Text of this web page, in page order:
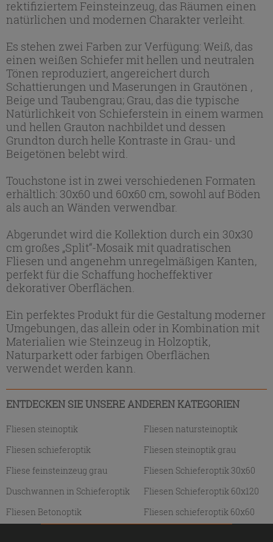
rektifiziertem Feinsteinzeug, das Räumen einen
natürlichen und modernen Charakter verleiht.
Es stehen zwei Farben zur Verfügung: Weiß, das
einen weißen Schiefer mit hellen und neutralen
Tönen reproduziert, angereichert durch
Schattierungen und Maserungen in Grautönen ,
Beige und Taubengrau; Grau, das die typische
Natürlichkeit von Schieferstein in einem warmen
und hellen Grauton nachbildet und dessen
Grundton durch helle Kontraste in Grau- und
Beigetönen belebt wird.
Touchstone ist in zwei verschiedenen Formaten
erhältlich: 30x60 und 60x60 cm, sowohl auf Böden
als auch an Wänden verwendbar.
Abgerundet wird die Kollektion durch ein 30x30
cm großes „Split“-Mosaik mit quadratischen
Fliesen und angenehm unregelmäßigen Kanten,
perfekt für die Schaffung hocheffektiver
dekorativer Oberflächen.
Ein perfektes Produkt für die Gestaltung moderner
Umgebungen, das allein oder in Kombination mit
Materialien wie Steinzeug in Holzoptik,
Naturparkett oder farbigen Oberflächen
verwendet werden kann.
ENTDECKEN SIE UNSERE ANDEREN KATEGORIEN
Fliesen steinoptik
Fliesen natursteinoptik
Fliesen schieferoptik
Fliesen steinoptik grau
Fliese feinsteinzeug grau
Fliesen Schieferoptik 30x60
Duschwannen in Schieferoptik
Fliesen Schieferoptik 60x120
Fliesen Betonoptik
Fliesen schieferoptik 60x60